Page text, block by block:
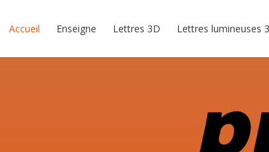
Accueil Enseigne Lettres 3D Lettres lumineuses